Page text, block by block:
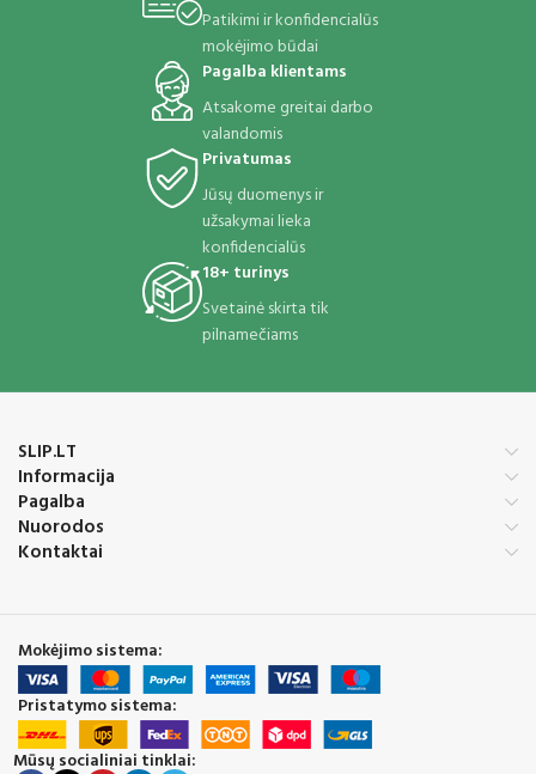
Patikimi ir konfidencialūs
mokėjimo būdai
Pagalba klientams
Atsakome greitai darbo
valandomis
Privatumas
Jūsų duomenys ir
užsakymai lieka
konfidencialūs
18+ turinys
Svetainė skirta tik
pilnamečiams
SLIP.LT
Informacija
Pagalba
Nuorodos
Kontaktai
Mokėjimo sistema:
Pristatymo sistema:
Mūsų socialiniai tinklai: